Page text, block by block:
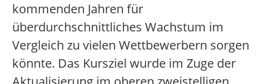
kommenden Jahren für
überdurchschnittliches Wachstum im
Vergleich zu vielen Wettbewerbern sorgen
könnte. Das Kursziel wurde im Zuge der